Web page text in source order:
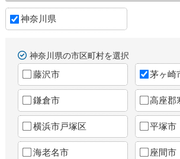
神奈川県
神奈川県の市区町村を選択
藤沢市 茅ヶ崎
鎌倉市 高座郡
横浜市戸塚区 平塚市
海老名市 座間市